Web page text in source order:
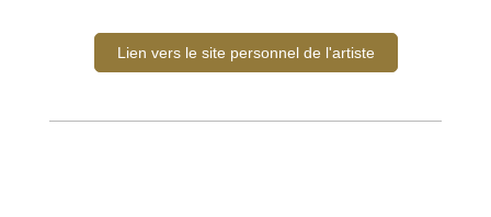
Lien vers le site personnel de l'artiste